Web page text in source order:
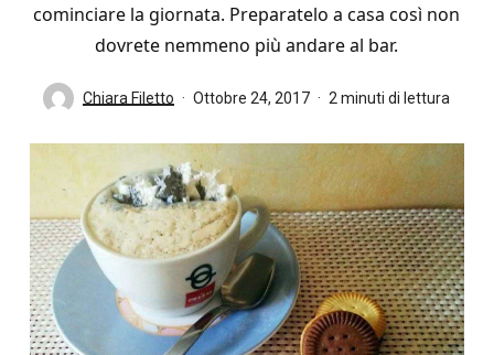
cominciare la giornata. Preparatelo a casa così non
dovrete nemmeno più andare al bar.
Chiara Filetto Ottobre 24, 2017 2 minuti di lettura